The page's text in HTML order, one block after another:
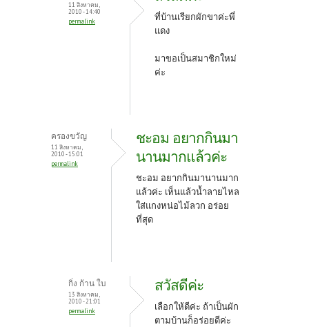
11 สิงหาคม,
2010 - 14:40
permalink
ที่บ้านเรียกผักขาค่ะพี่
แดง
มาขอเป็นสมาชิกใหม่
ค่ะ
ครองขวัญ
11 สิงหาคม,
2010 - 15:01
permalink
ชะอม อยากกินมา
นานมากแล้วค่ะ
ชะอม อยากกินมานานมาก
แล้วค่ะ เห็นแล้วน้ำลายไหล
ใส่แกงหน่อไม้ลวก อร่อย
ที่สุด
กิ่ง ก้าน ใบ
13 สิงหาคม,
2010 - 21:01
permalink
สวัสดีค่ะ
เลือกให้ดีค่ะ ถ้าเป็นผัก
ตามบ้านก็อร่อยดีค่ะ